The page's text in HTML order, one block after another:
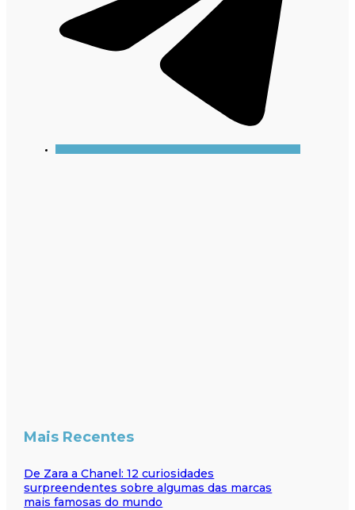
Mais Recentes
De Zara a Chanel: 12 curiosidades
surpreendentes sobre algumas das marcas
mais famosas do mundo